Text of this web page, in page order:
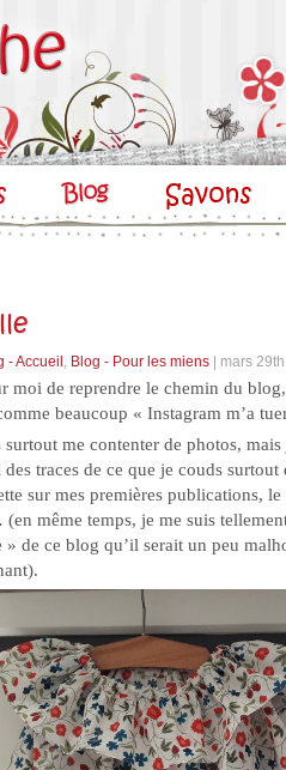
- Accueil , Blog - Pour les miens | mars
moi de reprendre le chemin du
beaucoup « Instagram m’a
me contenter de photos, mais
traces de ce que je couds
sur mes premières publications,
même temps, je me suis
» de ce blog qu’il serait un peu